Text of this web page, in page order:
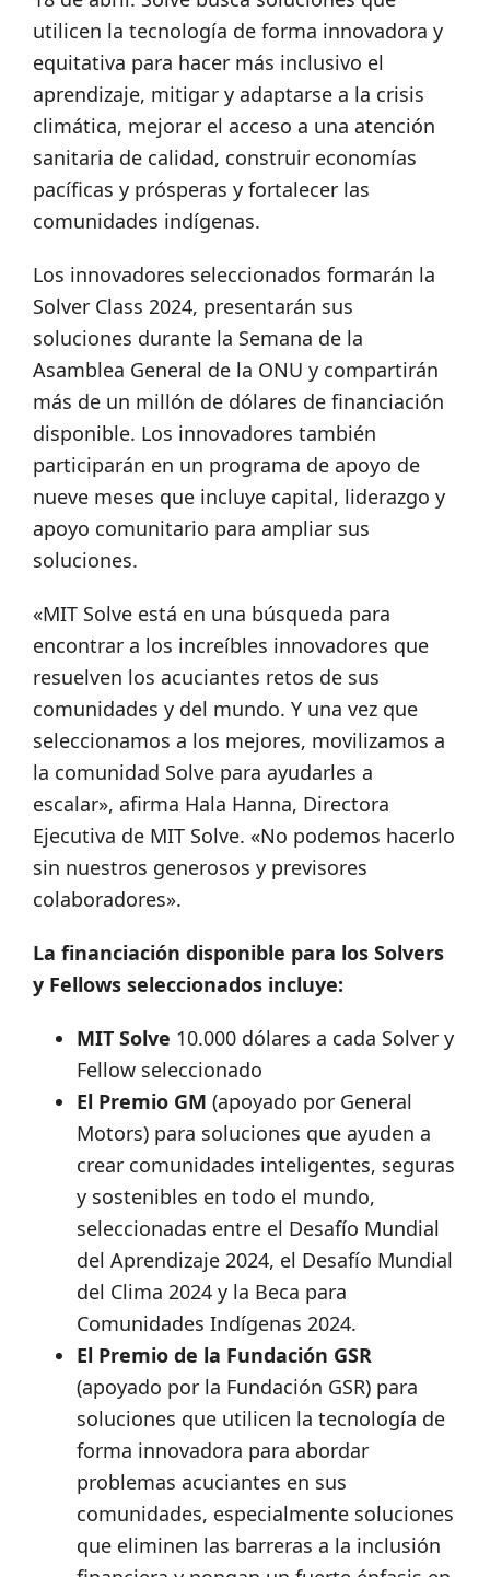
utilicen la tecnología de forma innovadora y
equitativa para hacer más inclusivo el
aprendizaje, mitigar y adaptarse a la crisis
climática, mejorar el acceso a una atención
sanitaria de calidad, construir economías
pacíficas y prósperas y fortalecer las
comunidades indígenas.
Los innovadores seleccionados formarán la
Solver Class 2024, presentarán sus
soluciones durante la Semana de la
Asamblea General de la ONU y compartirán
más de un millón de dólares de financiación
disponible. Los innovadores también
participarán en un programa de apoyo de
nueve meses que incluye capital, liderazgo y
apoyo comunitario para ampliar sus
soluciones.
«MIT Solve está en una búsqueda para
encontrar a los increíbles innovadores que
resuelven los acuciantes retos de sus
comunidades y del mundo. Y una vez que
seleccionamos a los mejores, movilizamos a
la comunidad Solve para ayudarles a
escalar», afirma Hala Hanna, Directora
Ejecutiva de MIT Solve. «No podemos hacerlo
sin nuestros generosos y previsores
colaboradores».
La financiación disponible para los Solvers
y Fellows seleccionados incluye:
MIT Solve 10.000 dólares a cada Solver y
Fellow seleccionado
El Premio GM (apoyado por General
Motors) para soluciones que ayuden a
crear comunidades inteligentes, seguras
y sostenibles en todo el mundo,
seleccionadas entre el Desafío Mundial
del Aprendizaje 2024, el Desafío Mundial
del Clima 2024 y la Beca para
Comunidades Indígenas 2024.
El Premio de la Fundación GSR
(apoyado por la Fundación GSR) para
soluciones que utilicen la tecnología de
forma innovadora para abordar
problemas acuciantes en sus
comunidades, especialmente soluciones
que eliminen las barreras a la inclusión